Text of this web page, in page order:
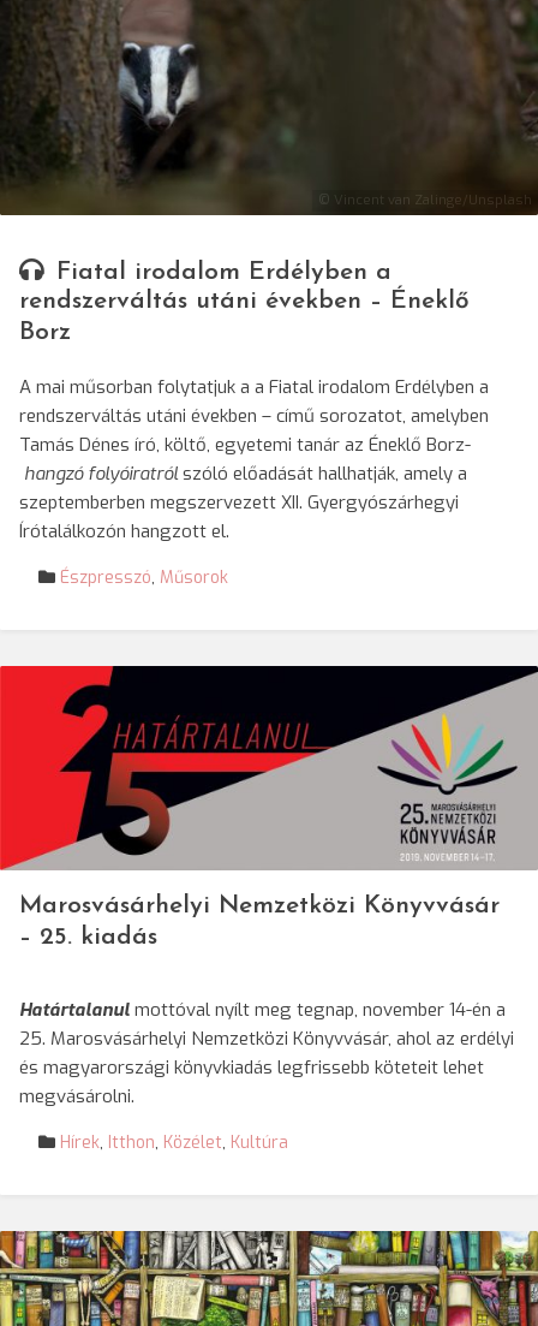
© Vincent van Zalinge/Unsplash
Fiatal irodalom Erdélyben a
rendszerváltás utáni években – Éneklő
Borz
A mai műsorban folytatjuk a a Fiatal irodalom Erdélyben a
rendszerváltás utáni években – című sorozatot, amelyben
Tamás Dénes író, költő, egyetemi tanár az Éneklő Borz-
hangzó folyóiratrólszóló előadását hallhatják, amely a
szeptemberben megszervezett XII. Gyergyószárhegyi
Írótalálkozón hangzott el.
Észpresszó, Műsorok
Marosvásárhelyi Nemzetközi Könyvvásár
– 25. kiadás
Határtalanul mottóval nyílt meg tegnap, november 14-én a
25. Marosvásárhelyi Nemzetközi Könyvvásár, ahol az erdélyi
és magyarországi könyvkiadás legfrissebb köteteit lehet
megvásárolni.
Hírek, Itthon, Közélet, Kultúra